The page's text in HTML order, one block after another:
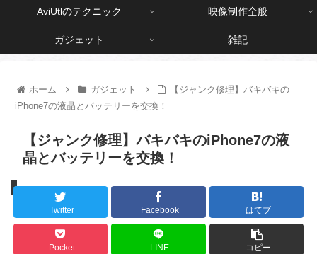
AviUtlのテクニック 映像制作全般
ガジェット 雑記
ホーム ガジェット
【ジャンク修理】バキバキの
iPhone7の液晶とバッテリーを交換！
【ジャンク修理】バキバキのiPhone7の液
晶とバッテリーを交換！
ガジェット
Twitter Facebook はてブ
Pocket LINE コピー